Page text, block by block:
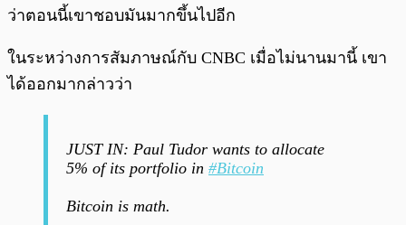
ว่าตอนนี้เขาชอบมันมากขึ้นไปอีก
ในระหว่างการสัมภาษณ์กับ CNBC เมื่อไม่นานมานี้ เขา
ได้ออกมากล่าวว่า
JUST IN: Paul Tudor wants to allocate
5% of its portfolio in #Bitcoin
Bitcoin is math.